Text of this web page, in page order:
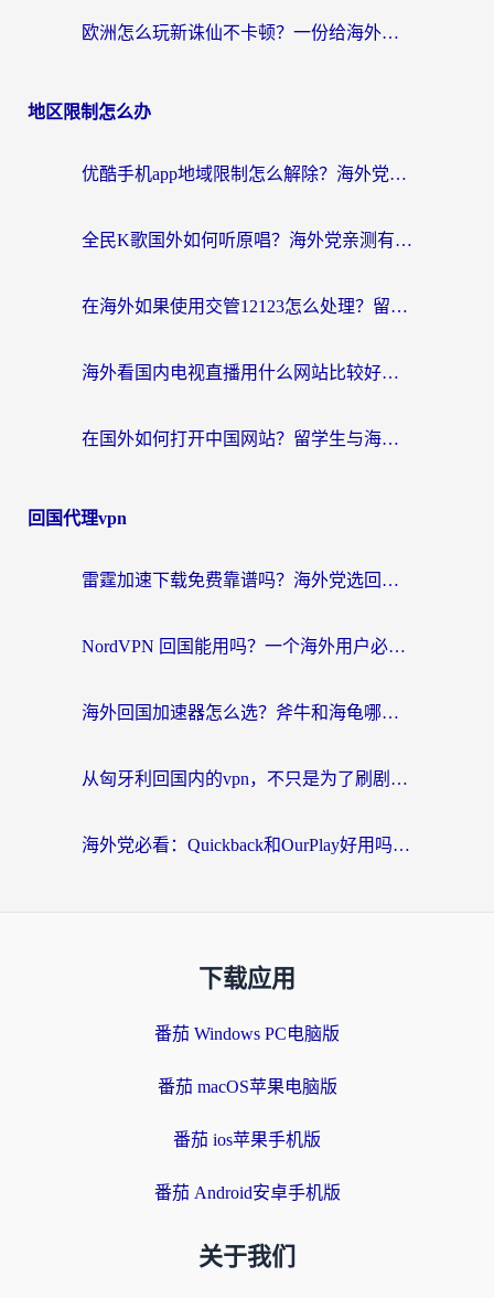
欧洲怎么玩新诛仙不卡顿？一份给海外游子的国服游戏畅玩指南
地区限制怎么办
优酷手机app地域限制怎么解除？海外党亲测有效的追剧方案
全民K歌国外如何听原唱？海外党亲测有效的回国加速器选择指南
在海外如果使用交管12123怎么处理？留学生亲测有效的回国加速方案
海外看国内电视直播用什么网站比较好？一篇解决你所有追剧难题的实用指南
在国外如何打开中国网站？留学生与海外华人的无缝访问指南
回国代理vpn
雷霆加速下载免费靠谱吗？海外党选回国加速器的避坑指南（附热门工具对比）
NordVPN 回国能用吗？一个海外用户必须面对的真实困境
海外回国加速器怎么选？斧牛和海龟哪个好？一篇帮你避开坑的实用指南
从匈牙利回国内的vpn，不只是为了刷剧那么简单
海外党必看：Quickback和OurPlay好用吗？3分钟选对回国加速器，无缝刷剧玩游戏
下载应用
番茄 Windows PC电脑版
番茄 macOS苹果电脑版
番茄 ios苹果手机版
番茄 Android安卓手机版
关于我们